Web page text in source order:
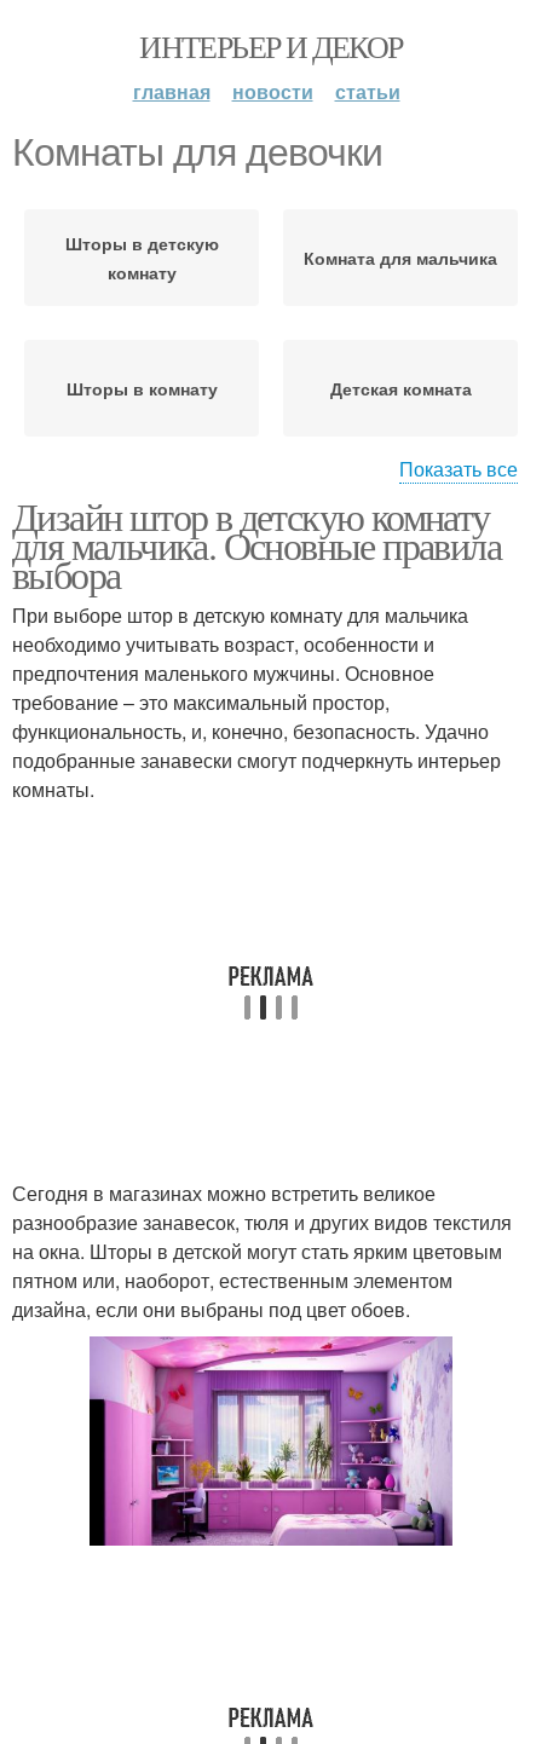
ИНТЕРЬЕР И ДЕКОР
главная новости статьи
Комнаты для девочки
Шторы в детскую
комнату
Комната для мальчика
Шторы в комнату Детская комната
Детские комнаты Комнаты для детей
Комнаты для мальчика
Показать все
Дизайн штор в детскую комнату
для мальчика. Основные правила
выбора
При выборе штор в детскую комнату для мальчика
необходимо учитывать возраст, особенности и
предпочтения маленького мужчины. Основное
требование – это максимальный простор,
функциональность, и, конечно, безопасность. Удачно
подобранные занавески смогут подчеркнуть интерьер
комнаты.
Сегодня в магазинах можно встретить великое
разнообразие занавесок, тюля и других видов текстиля
на окна. Шторы в детской могут стать ярким цветовым
пятном или, наоборот, естественным элементом
дизайна, если они выбраны под цвет обоев.